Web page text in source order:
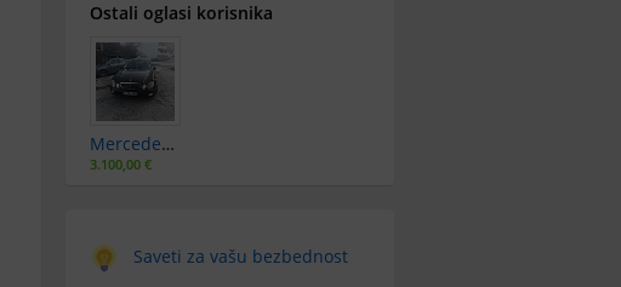
Ostali oglasi korisnika
Mercedes Benz E220
3.100,00 €
Saveti za vašu bezbednost